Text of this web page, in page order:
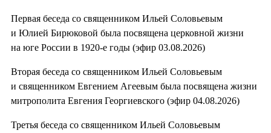
Первая беседа со священником Ильей Соловьевым
и Юлией Бирюковой была посвящена церковной жизни
на юге России в 1920-е годы (эфир 03.08.2026)
Вторая беседа со священником Ильей Соловьевым
и священником Евгением Агеевым была посвящена жизни
митрополита Евгения Георгиевского (эфир 04.08.2026)
Третья беседа со священником Ильей Соловьевым